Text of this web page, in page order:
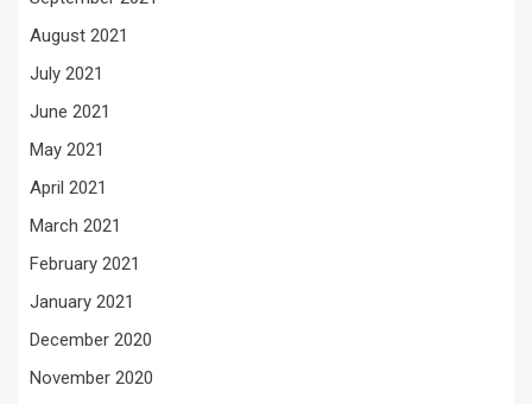
August 2021
July 2021
June 2021
May 2021
April 2021
March 2021
February 2021
January 2021
December 2020
November 2020